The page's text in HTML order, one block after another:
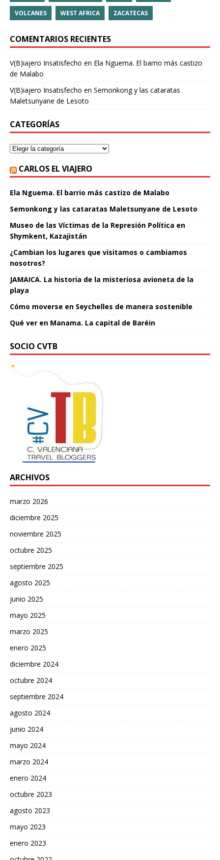
VOLCANES WEST AFRICA ZACATECAS
COMENTARIOS RECIENTES
V(B)iajero Insatisfecho en Ela Nguema. El barrio más castizo
de Malabo
V(B)iajero Insatisfecho en Semonkong y las cataratas
Maletsunyane de Lesoto
CATEGORÍAS
CARLOS EL VIAJERO
Ela Nguema. El barrio más castizo de Malabo
Semonkong y las cataratas Maletsunyane de Lesoto
Museo de las Víctimas de la Represión Política en
Shymkent, Kazajistán
¿Cambian los lugares que visitamos o cambiamos
nosotros?
JAMAICA. La historia de la misteriosa avioneta de la
playa
Cómo moverse en Seychelles de manera sostenible
Qué ver en Manama. La capital de Baréin
SOCIO CVTB
ARCHIVOS
marzo 2026
diciembre 2025
noviembre 2025
octubre 2025
septiembre 2025
agosto 2025
junio 2025
mayo 2025
marzo 2025
enero 2025
diciembre 2024
octubre 2024
septiembre 2024
agosto 2024
junio 2024
mayo 2024
marzo 2024
enero 2024
octubre 2023
agosto 2023
mayo 2023
enero 2023